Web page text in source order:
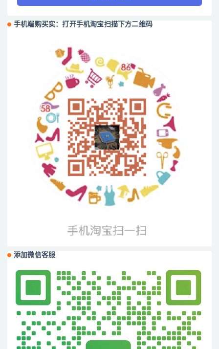
手机端购买实：打开手机淘宝扫描下方二维码
添加微信客服